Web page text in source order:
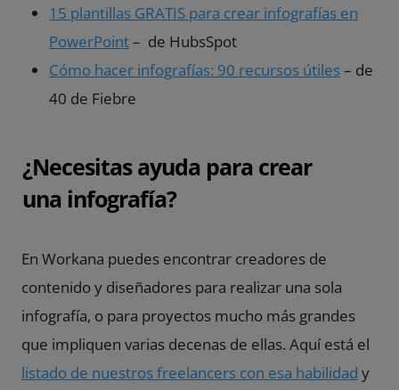
15 plantillas GRATIS para crear infografías en
PowerPoint– de HubsSpot
Cómo hacer infografías: 90 recursos útiles– de
40 de Fiebre
¿Necesitas ayuda para crear
una infografía?
En Workana puedes encontrar creadores de
contenido y diseñadores para realizar una sola
infografía, o para proyectos mucho más grandes
que impliquen varias decenas de ellas. Aquí está el
listado de nuestros freelancers con esa habilidad y